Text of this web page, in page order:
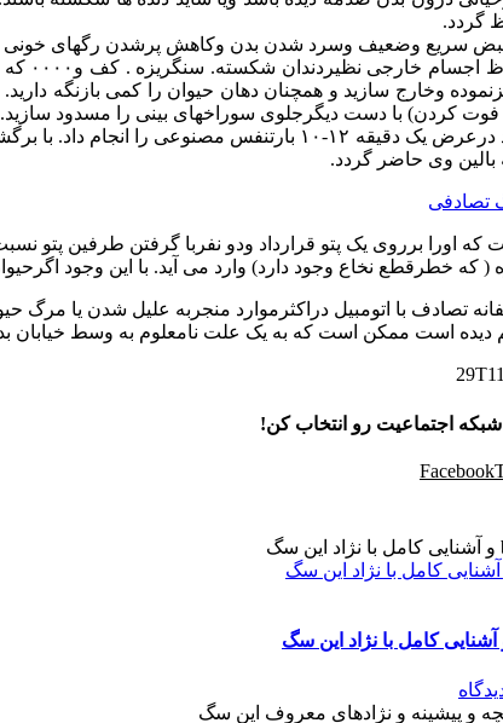
گردد.
سریع وضعیف وسرد شدن بدن وکاهش پرشدن رگهای خونی
را
وخارج سازید و همچنان دهان حیوان را کمی بازنگه
یکبارتکرارگردد. به این ترتیب باید درعرض یک
بالین وی حاضر گردد.
که اورا برروی یک پتو قرارداد ودو نفربا گرفتن طرفین
خطرقطع نخاع وجود دارد) وارد می آید. با این وجود
تصادف با اتومبیل دراکثرموارد منجربه علیل شدن یا مرگ
دیده است ممکن است که به یک علت نامعلوم به وسط خیابان
شبکه اجتماعیت رو انتخاب کن!
Facebook